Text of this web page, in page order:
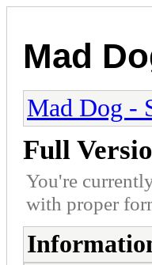
Mad
Mad Dog -
Full
You're
with proper